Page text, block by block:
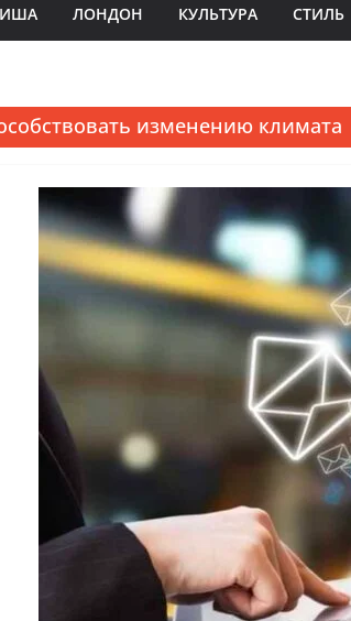
ЛОНДОН КУЛЬТУРА СТИЛЬ
изменению климата